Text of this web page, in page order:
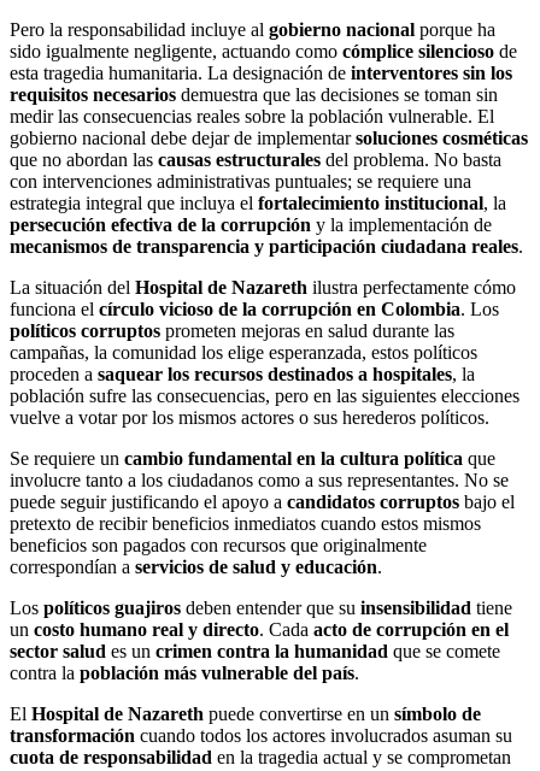
Pero la responsabilidad incluye al gobierno nacional porque ha
sido igualmente negligente, actuando como cómplice silencioso de
esta tragedia humanitaria. La designación de interventores sin los
requisitos necesarios demuestra que las decisiones se toman sin
medir las consecuencias reales sobre la población vulnerable. El
gobierno nacional debe dejar de implementarsoluciones cosméticas
que no abordan las causas estructurales del problema. No basta
con intervenciones administrativas puntuales; se requiere una
estrategia integral que incluya el fortalecimiento institucional, la
persecución efectiva de la corrupción y la implementación de
mecanismos de transparencia y participación ciudadana reales.
La situación del Hospital de Nazareth ilustra perfectamente cómo
funciona el círculo vicioso de la corrupción en Colombia. Los
políticos corruptos prometen mejoras en salud durante las
campañas, la comunidad los elige esperanzada, estos políticos
proceden a saquear los recursos destinados a hospitales, la
población sufre las consecuencias, pero en las siguientes elecciones
vuelve a votar por los mismos actores o sus herederos políticos.
Se requiere un cambio fundamental en la cultura política que
involucre tanto a los ciudadanos como a sus representantes. No se
puede seguir justificando el apoyo a candidatos corruptos bajo el
pretexto de recibir beneficios inmediatos cuando estos mismos
beneficios son pagados con recursos que originalmente
correspondían a servicios de salud y educación.
Los políticos guajiros deben entender que su insensibilidad tiene
un costo humano real y directo. Cada acto de corrupción en el
sector salud es un crimen contra la humanidad que se comete
contra la población más vulnerable del país.
El Hospital de Nazareth puede convertirse en un símbolo de
transformación cuando todos los actores involucrados asuman su
cuota de responsabilidad en la tragedia actual y se comprometan